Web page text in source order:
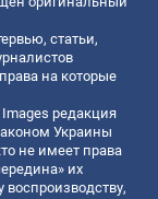
статьи,
на которые
редакция
Украины
не имеет права
их